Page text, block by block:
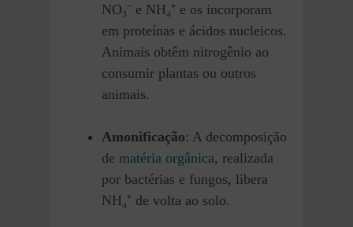
NO₃⁻ e NH₄⁺ e os incorporam
em proteínas e ácidos nucleicos.
Animais obtêm nitrogênio ao
consumir plantas ou outros
animais.
Amonificação: A decomposição
de matéria orgânica, realizada
por bactérias e fungos, libera
NH₄⁺ de volta ao solo.